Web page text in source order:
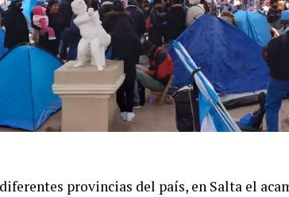
provincias del país, en Salta el